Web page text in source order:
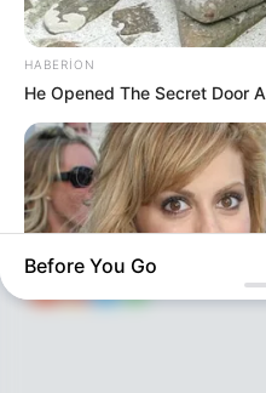
KEÇİDLƏR
Ana səhifə
ƏLAQƏ
REKLAM
HABERION
He Opened The Secret Door
Before You Go